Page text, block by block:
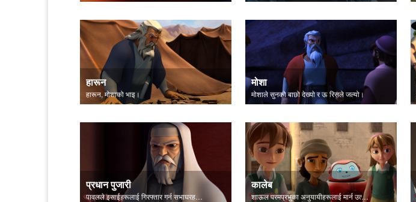
हारून
हारून, मोशाको भाइ।
मोशा
मोशाले सुनको बाछो देख्याे र ऊ रिसले जल्यो।
प्रधान पुजारी
पावलले इसाईहरूलाई गिरफ्तार गर्न सभाघरहरूबाट सहयोगको लागि अनुरोध गरे।
कालेब
शाऊल परमप्रभुका अनुयायीहरूलाई मार्न उत्सुक थिए।